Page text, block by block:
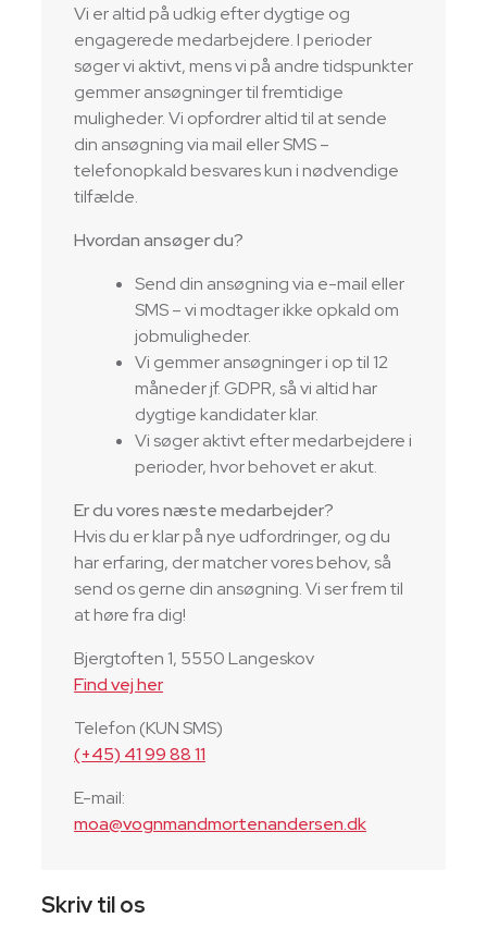
Vi er altid på udkig efter dygtige og
engagerede medarbejdere. I perioder
søger vi aktivt, mens vi på andre tidspunkter
gemmer ansøgninger til fremtidige
muligheder. Vi opfordrer altid til at sende
din ansøgning via mail eller SMS –
telefonopkald besvares kun i nødvendige
tilfælde.
Hvordan ansøger du?
Send din ansøgning via e-mail eller
SMS – vi modtager ikke opkald om
jobmuligheder.
Vi gemmer ansøgninger i op til 12
måneder jf. GDPR, så vi altid har
dygtige kandidater klar.
Vi søger aktivt efter medarbejdere i
perioder, hvor behovet er akut.
Er du vores næste medarbejder?
Hvis du er klar på nye udfordringer, og du
har erfaring, der matcher vores behov, så
send os gerne din ansøgning. Vi ser frem til
at høre fra dig!
Bjergtoften 1, 5550 Langeskov
Find vej her
Telefon (KUN SMS)
(+45) 41 99 88 11
E-mail:
moa@vognmandmortenandersen.dk
Skriv til os